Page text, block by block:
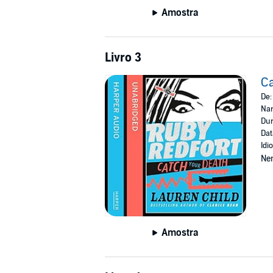
Amostra
Livro 3
Amostra
De: